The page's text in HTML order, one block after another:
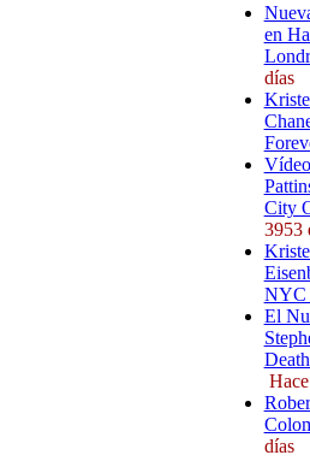
en
días
City
3953
NYC
El
días